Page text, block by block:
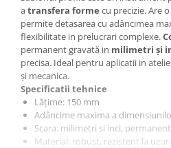
Ceasuri comparatoare de
adancime
Ceasuri comparatoare cu levier
Accesorii pentru ceasuri
comparatoare
Aparate de masura si control
Termometre si higrometre
Multimetre digitale
atransfera forme cu precizie. Are o
permite detasarea cu adâncimea
flexibilitate in prelucrari complexe.
permanent gravată in milimetri și
precisa. Ideal pentru aplicatii in
și mecanica.
Specificatii tehnice
Lățime: 150 mm
Adâncime maxima a
Scara: milimetri si inci,
Material: robust, rezistent la